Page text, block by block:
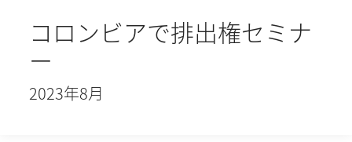
コロンビアで排出権セミナ
ー
2023年8月